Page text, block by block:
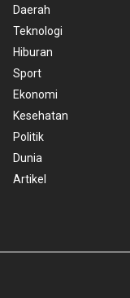
Daerah
Teknologi
Hiburan
Sport
Ekonomi
Kesehatan
Politik
Dunia
Artikel